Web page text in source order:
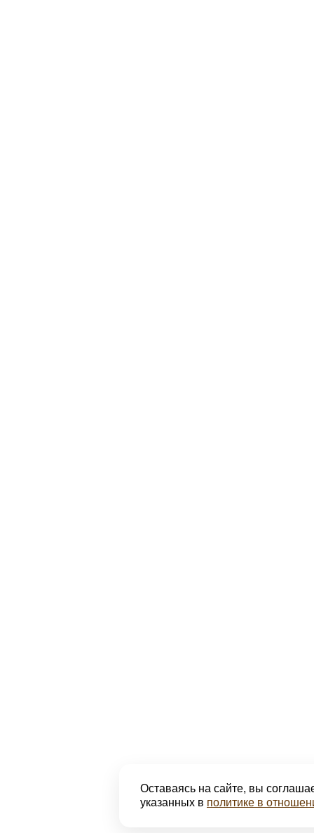
Оставаясь на сайте, вы
указанных в политике в